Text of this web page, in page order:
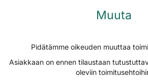
Muuta
Pidätämme oikeuden muuttaa
Asiakkaan on ennen tilaustaan
oleviin